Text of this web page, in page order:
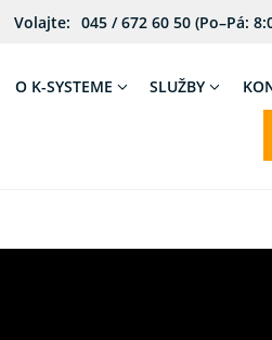
Volajte: 045 / 672 60 50 (Po–Pá:
O K-SYSTEME SLUŽBY